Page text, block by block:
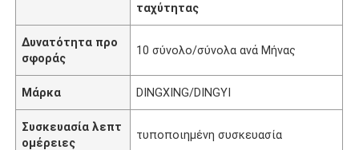
ταχύτητας
Δυνατότητα προ
σφοράς
10 σύνολο/σύνολα ανά Μήνας
Μάρκα DINGXING/DINGYI
Συσκευασία λεπτ
ομέρειες
τυποποιημένη συσκευασία